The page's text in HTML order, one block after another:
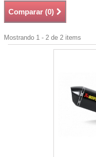
Comparar (0)
Mostrando 1 - 2 de 2 items